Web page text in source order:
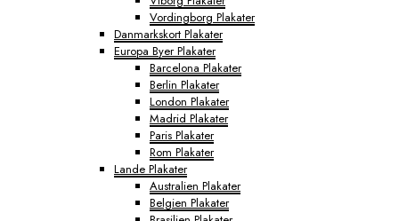
Vordingborg Plakater
Danmarkskort Plakater
Europa Byer Plakater
Barcelona Plakater
Berlin Plakater
London Plakater
Madrid Plakater
Paris Plakater
Rom Plakater
Lande Plakater
Australien Plakater
Belgien Plakater